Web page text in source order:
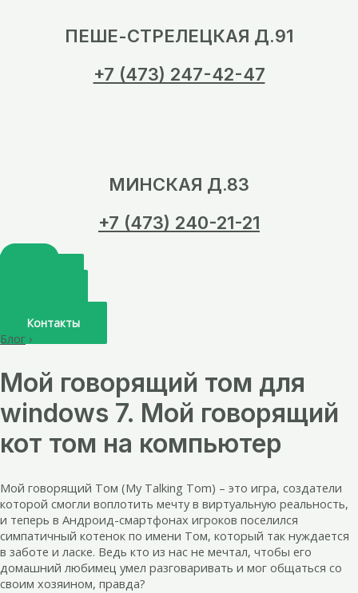
ПЕШЕ-СТРЕЛЕЦКАЯ Д.91
+7 (473) 247-42-47
МИНСКАЯ Д.83
+7 (473) 240-21-21
Контакты
Блог ›
Мой говорящий том для
windows 7. Мой говорящий
кот том на компьютер
Мой говорящий Том (My Talking Tom) – это игра, создатели
которой смогли воплотить мечту в виртуальную реальность,
и теперь в Андроид-смартфонах игроков поселился
симпатичный котенок по имени Том, который так нуждается
в заботе и ласке. Ведь кто из нас не мечтал, чтобы его
домашний любимец умел разговаривать и мог общаться со
своим хозяином, правда?